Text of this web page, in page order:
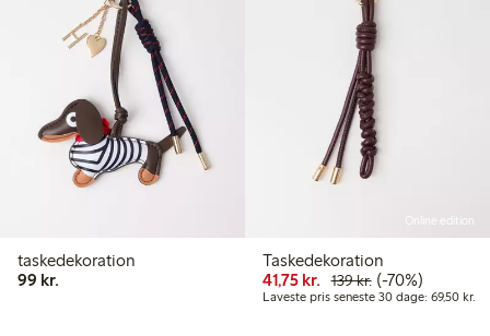
taskedekoration
99 kr.
Online edition
Taskedekoration
41,75 kr. Nedsat pris: 41,75 kr.
139 kr.Normalpris:
70 % rabat
(-70%)
Laveste pris seneste 30 dage: 69,50 kr.